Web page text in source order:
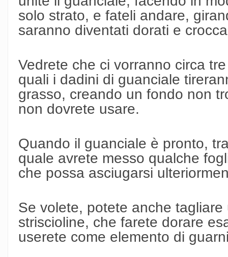
solo strato, e fateli andare,
saranno diventati dorati e
Vedrete che ci vorranno circa
quali i dadini di guanciale
grasso, creando un fondo non
non dovrete usare.
Quando il guanciale è pronto,
quale avrete messo qualche
che possa asciugarsi
Se volete, potete anche tagliare
striscioline, che farete dorare
userete come elemento di